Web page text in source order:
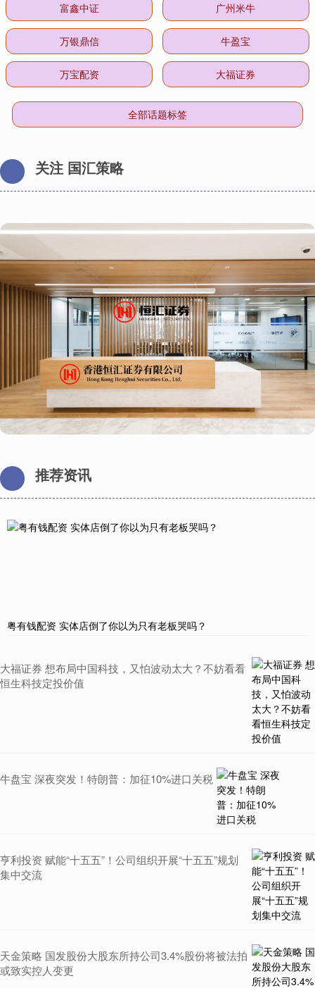
富鑫中证 广州米牛
万银鼎信 牛盈宝
万宝配资 大福证券
全部话题标签
关注 国汇策略
推荐资讯
粤有钱配资 实体店倒了你以为只有老板哭吗？
大福证券 想布局中国科技，又怕波动太大？不妨看看
恒生科技定投价值
牛盘宝 深夜突发！特朗普：加征10%进口关税
亨利投资 赋能“十五五”！公司组织开展“十五五”规划
集中交流
天金策略 国发股份大股东所持公司3.4%股份将被法拍
或致实控人变更